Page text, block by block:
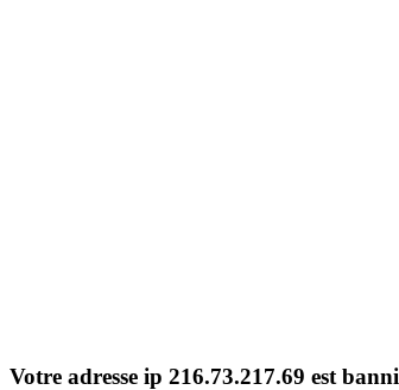
Votre adresse ip 216.73.217.69 est banni